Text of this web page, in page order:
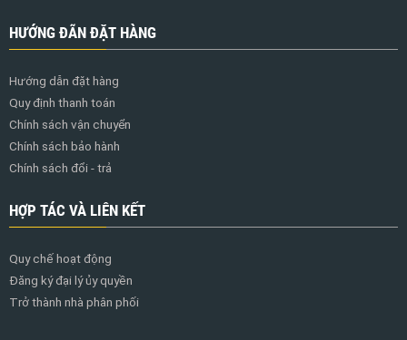
HƯỚNG ĐÃN ĐẶT HÀNG
Hướng dẫn đặt hàng
Quy định thanh toán
Chính sách vận chuyển
Chính sách bảo hành
Chính sách đổi - trả
HỢP TÁC VÀ LIÊN KẾT
Quy chế hoạt động
Đăng ký đại lý ủy quyền
Trở thành nhà phân phối